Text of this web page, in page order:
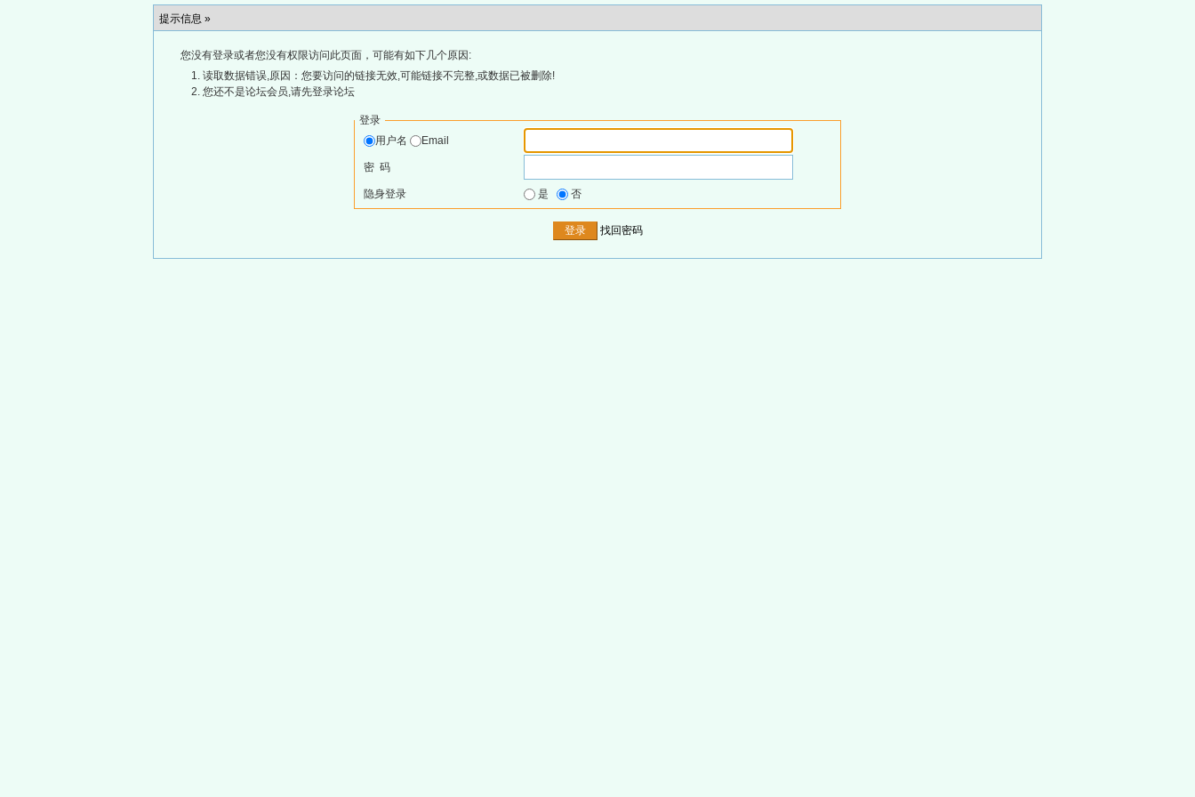
提示信息 »
您没有登录或者您没有权限访问此页面，可能有如下几个原因:
读取数据错误,原因：您要访问的链接无效,可能链接不完整,或数据已被删除!
您还不是论坛会员,请先登录论坛
登录
用户名
Email
密 码
隐身登录 是 否
找回密码